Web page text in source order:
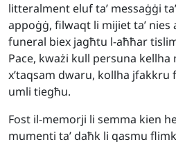
litteralment eluf ta’ messaġġi
appoġġ, filwaqt li mijiet ta’
funeral biex jagħtu l-aħħar
Pace, kważi kull persuna
x’taqsam dwaru, kollha
umli tiegħu.
Fost il-memorji li semma kien
mumenti ta’ daħk li qasmu